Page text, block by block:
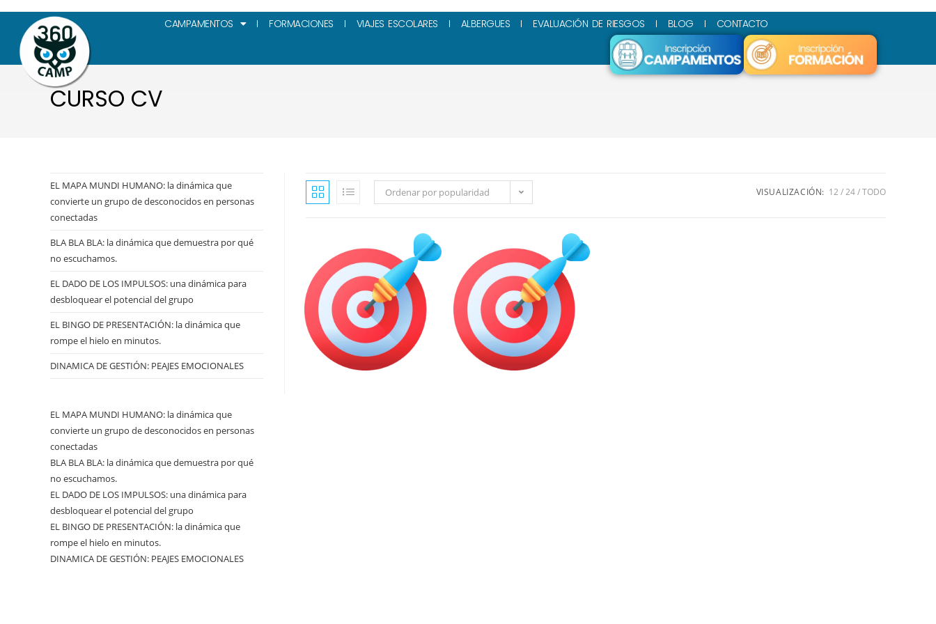
CAMPAMENTOS FORMACIONES VIAJES ESCOLARES ALBERGUES EVALUACIÓN DE RIESGOS BLOG CONTACTO
CURSO CV
Ordenar por popularidad VISUALIZACIÓN: 12 24 TODO
EL MAPA MUNDI HUMANO: la dinámica que
convierte un grupo de desconocidos en personas
conectadas
BLA BLA BLA: la dinámica que demuestra por qué
no escuchamos.
EL DADO DE LOS IMPULSOS: una dinámica para
desbloquear el potencial del grupo
EL BINGO DE PRESENTACIÓN: la dinámica que
rompe el hielo en minutos.
DINAMICA DE GESTIÓN: PEAJES EMOCIONALES
EL MAPA MUNDI HUMANO: la dinámica que
convierte un grupo de desconocidos en personas
conectadas
BLA BLA BLA: la dinámica que demuestra por qué
no escuchamos.
EL DADO DE LOS IMPULSOS: una dinámica para
desbloquear el potencial del grupo
EL BINGO DE PRESENTACIÓN: la dinámica que
rompe el hielo en minutos.
DINAMICA DE GESTIÓN: PEAJES EMOCIONALES